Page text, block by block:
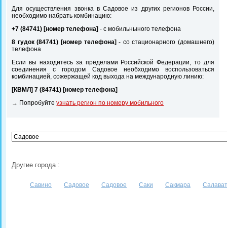
Для осуществления звонка в Садовое из других регионов России,
необходимо набрать комбинацию:
+7 (84741) [номер телефона] - с мобильныного телефона
8 гудок (84741) [номер телефона] - со стационарного (домашнего)
телефона
Если вы находитесь за пределами Российской Федерации, то для
соединения с городом Садовое необходимо воспользоваться
комбинацией, сожержащей код выхода на международную линию:
[КВМЛ] 7 (84741) [номер телефона]
→ Попробуйте узнать регион по номеру мобильного
Другие города :
Савино Садовое Садовое Саки Сакмара Салават